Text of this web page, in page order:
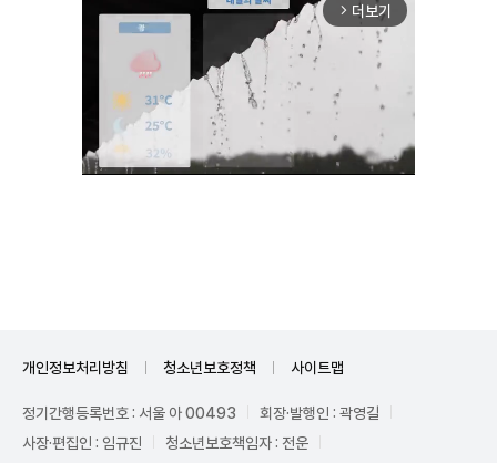
arrow_forward_ios 더보기
개인정보처리방침 청소년보호정책 사이트맵
정기간행등록번호 : 서울 아 00493
회장·발행인 : 곽영길
사장·편집인 : 임규진
청소년보호책임자 : 전운